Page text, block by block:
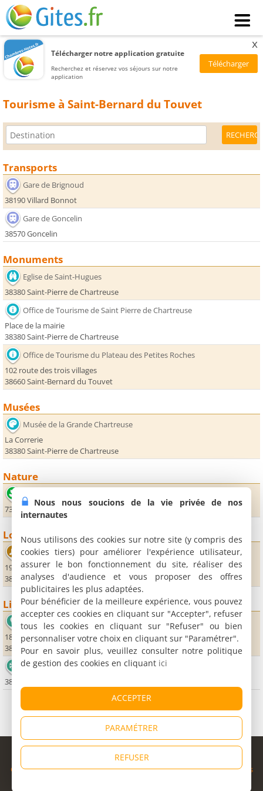
Télécharger notre application gratuite
Recherchez et réservez vos séjours sur notre
application
x
Tourisme à Saint-Bernard du Touvet
Transports
Gare de Brignoud
38190 Villard Bonnot
Gare de Goncelin
38570 Goncelin
Monuments
Eglise de Saint-Hugues
38380 Saint-Pierre de Chartreuse
Office de Tourisme de Saint Pierre de Chartreuse
Place de la mairie
38380 Saint-Pierre de Chartreuse
Office de Tourisme du Plateau des Petites Roches
102 route des trois villages
38660 Saint-Bernard du Touvet
Musées
Musée de la Grande Chartreuse
La Correrie
38380 Saint-Pierre de Chartreuse
Nature
73670 Saint-Pierre d'Entremont
Loisirs
Espace Paul Jargot
191 rue Francois Mitterand
38920 Crolles
Lieux sportifs
Vol Libre Montgolfière
186, chemin Balmes
38660 Lumbin
Station de Saint Pierre de Chartreuse
38380 Saint-Pierre de Chartreuse
© Copyright 1998 - 2026
Cybevasion|Mentions légales|Confidentialité|CGU|Informations
Nous nous soucions de la vie privée de nos
internautes
Nous utilisons des cookies sur notre site (y compris des
cookies tiers) pour améliorer l'expérience utilisateur,
assurer le bon fonctionnement du site, réaliser des
analyses d'audience et vous proposer des offres
publicitaires les plus adaptées.
Pour bénéficier de la meilleure expérience, vous pouvez
accepter ces cookies en cliquant sur "Accepter", refuser
tous les cookies en cliquant sur "Refuser" ou bien
personnaliser votre choix en cliquant sur "Paramétrer".
Pour en savoir plus, veuillez consulter notre politique
de gestion des cookies en cliquant ici
ACCEPTER
PARAMÉTRER
REFUSER